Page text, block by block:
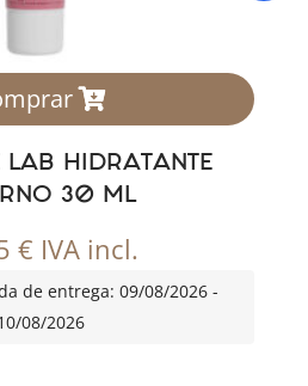
HIDRATANTE
30 ML
€ IVA incl.
de entrega: 09/08/2026 -
08/2026